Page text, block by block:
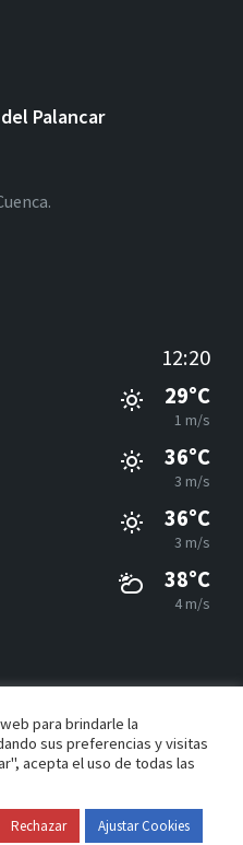
Palancar
12:20
29°C
1 m/s
36°C
3 m/s
36°C
3 m/s
38°C
4 m/s
Desarrollado por Grupo
para brindarle la
sus preferencias y visitas
acepta el uso de todas las
Rechazar Ajustar Cookies